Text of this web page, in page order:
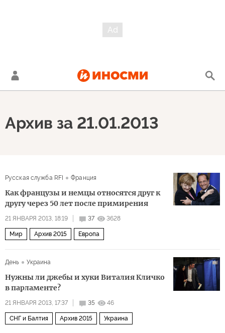
Архив за 21.01.2013
Русская служба RFI Франция
Как французы и немцы относятся друг к
другу через 50 лет после примирения
21 ЯНВАРЯ 2013, 18:19 37 3628
Мир Архив 2015 Европа
День Украина
Нужны ли джебы и хуки Виталия Кличко
в парламенте?
21 ЯНВАРЯ 2013, 17:37 35 46
СНГ и Балтия Архив 2015 Украина